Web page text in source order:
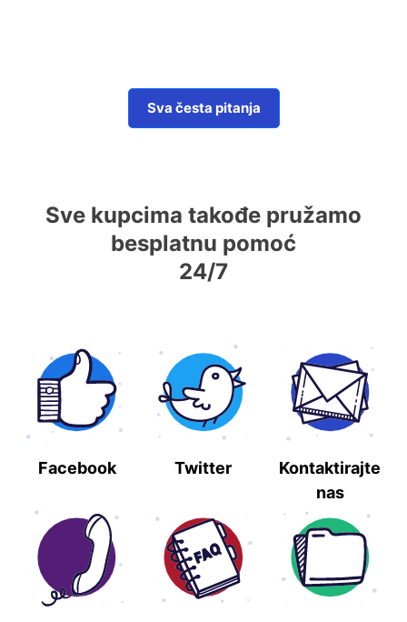
Sva česta pitanja
Sve kupcima takođe pružamo
besplatnu pomoć
24/7
Facebook Twitter
Kontaktirajte
nas